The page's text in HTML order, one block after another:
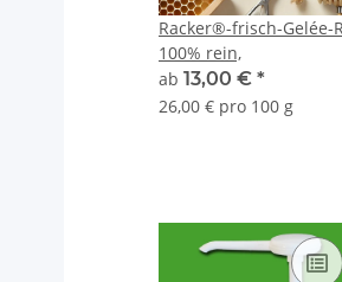
Racker®-frisch-Gelée-
100% rein,
ab 13,00 € *
26,00 € pro 100 g